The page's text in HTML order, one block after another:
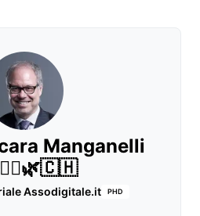
Manganelli
Assodigitale.it PHD